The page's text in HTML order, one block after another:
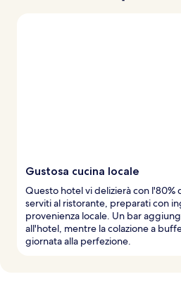
Gustosa cucina locale
Questo hotel vi delizierà con l'80%
serviti al ristorante, preparati con
provenienza locale. Un bar
all'hotel, mentre la colazione a
giornata alla perfezione.